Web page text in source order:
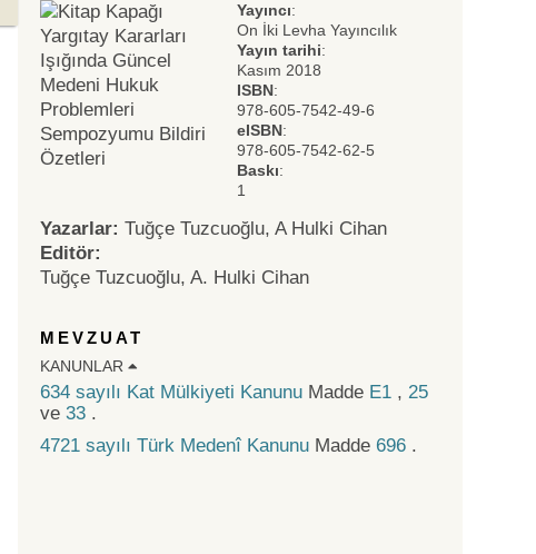
Yayıncı:
On İki Levha Yayıncılık
Yayın tarihi:
Kasım 2018
ISBN:
978-605-7542-49-6
eISBN:
978-605-7542-62-5
Baskı:
1
Yazarlar: Tuğçe Tuzcuoğlu, A Hulki Cihan
Editör:
Tuğçe Tuzcuoğlu, A. Hulki Cihan
MEVZUAT
KANUNLAR
634 sayılı Kat Mülkiyeti Kanunu Madde E1 , 25
ve 33 .
4721 sayılı Türk Medenî Kanunu Madde 696 .